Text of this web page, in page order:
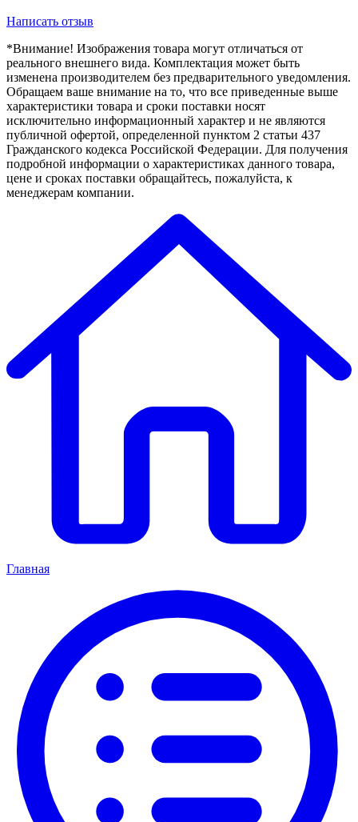
Написать отзыв
*Внимание! Изображения товара могут отличаться от
реального внешнего вида. Комплектация может быть
изменена производителем без предварительного уведомления.
Обращаем ваше внимание на то, что все приведенные выше
характеристики товара и сроки поставки носят
исключительно информационный характер и не являются
публичной офертой, определенной пунктом 2 статьи 437
Гражданского кодекса Российской Федерации. Для получения
подробной информации о характеристиках данного товара,
цене и сроках поставки обращайтесь, пожалуйста, к
менеджерам компании.
Главная